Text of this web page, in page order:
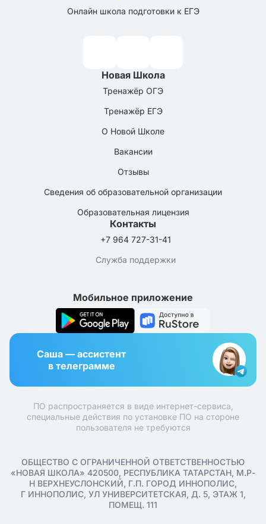
Онлайн школа подготовки к ЕГЭ
Новая Школа
Тренажёр ОГЭ
Тренажёр ЕГЭ
О Новой Школе
Вакансии
Отзывы
Сведения об образовательной организации
Образовательная лицензия
Контакты
+7 964 727-31-41
Служба поддержки
Мобильное приложение
Саша — ассистент
в телеграмме
ПО распространяется в виде интернет-сервиса,
специальные действия по установке ПО на стороне
пользователя не требуются
ОБЩЕСТВО С ОГРАНИЧЕННОЙ ОТВЕТСТВЕННОСТЬЮ
«НОВАЯ ШКОЛА» 420500, РЕСПУБЛИКА ТАТАРСТАН, М.Р-
Н ВЕРХНЕУСЛОНСКИЙ, Г.П. ГОРОД ИННОПОЛИС,
Г ИННОПОЛИС, УЛ УНИВЕРСИТЕТСКАЯ, Д. 5, ЭТАЖ 1,
ПОМЕЩ. 111